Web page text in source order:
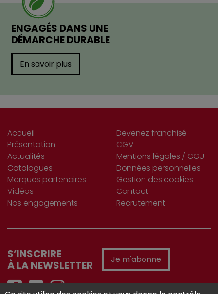
ENGAGÉS DANS UNE
DÉMARCHE DURABLE
En savoir plus
Accueil
Présentation
Actualités
Catalogues
Marques partenaires
Vidéos
Nos engagements
Devenez franchisé
CGV
Mentions légales / CGU
Données personnelles
Gestion des cookies
Contact
Recrutement
S’INSCRIRE
À LA NEWSLETTER
Je m'abonne